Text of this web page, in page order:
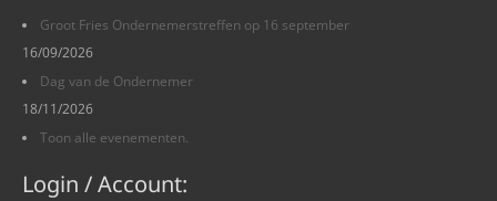
Groot Fries Ondernemerstreffen op 16 september
16/09/2026
Dag van de Ondernemer
18/11/2026
Toon alle evenementen.
Login / Account: